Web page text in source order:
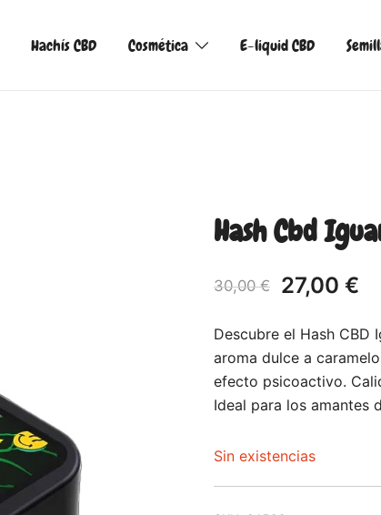
Hachís CBD Cosmética E-liquid CBD
Hash Cbd
30,00€ 27,00 €
Descubre el Hash CBD
aroma dulce a
efecto psicoactivo.
Ideal para los amantes
Sin existencias